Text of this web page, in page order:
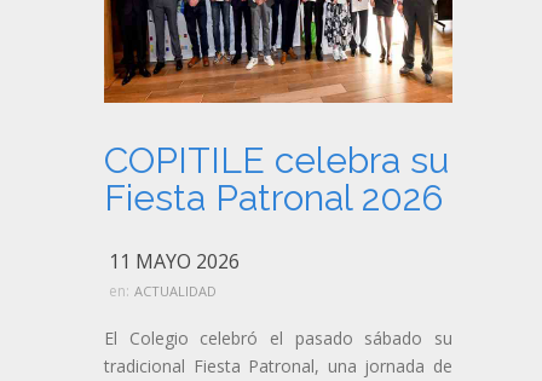
COPITILE celebra su
Fiesta Patronal 2026
11 MAYO 2026
en: ACTUALIDAD
El Colegio celebró el pasado sábado su
tradicional Fiesta Patronal, una jornada de